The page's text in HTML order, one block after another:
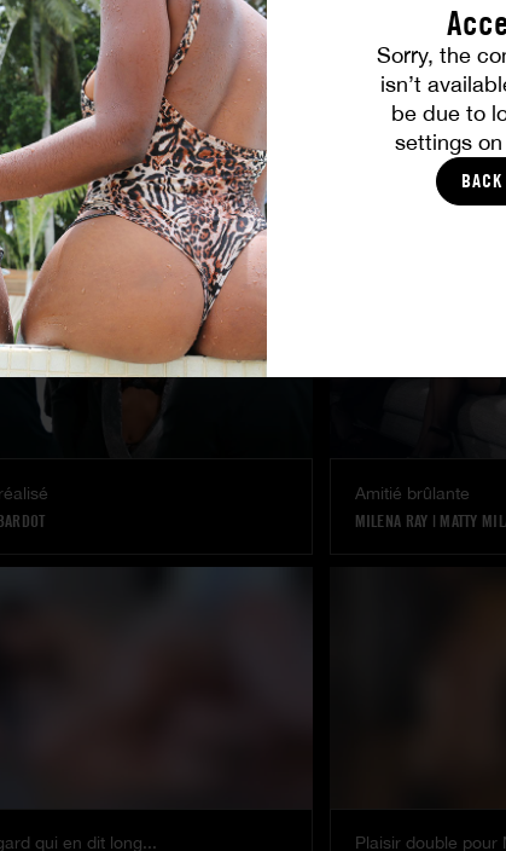
Sorry, the
isn’t
be due to
settings
TOUTES LES PHOTOS
VOUS ALLEZ AIMER
Amitié brûlante
MILENA RAY | MATTY
qui en dit long...
Plaisir double pour